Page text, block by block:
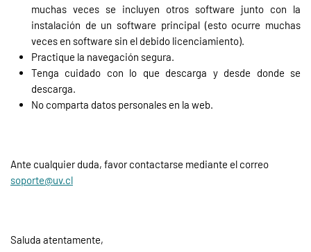
muchas veces se incluyen otros software junto con la
instalación de un software principal (esto ocurre muchas
veces en software sin el debido licenciamiento).
Practique la navegación segura.
Tenga cuidado con lo que descarga y desde donde se
descarga.
No comparta datos personales en la web.
Ante cualquier duda, favor contactarse mediante el correo
soporte@uv.cl
Saluda atentamente,